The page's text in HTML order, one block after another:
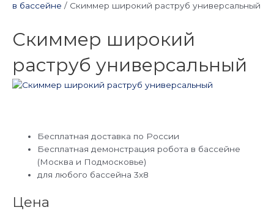
в бассейне / Скиммер широкий раструб универсальный
Скиммер широкий
раструб универсальный
Бесплатная доставка по России
Бесплатная демонстрация робота в бассейне
(Москва и Подмосковье)
для любого бассейна 3х8
Цена